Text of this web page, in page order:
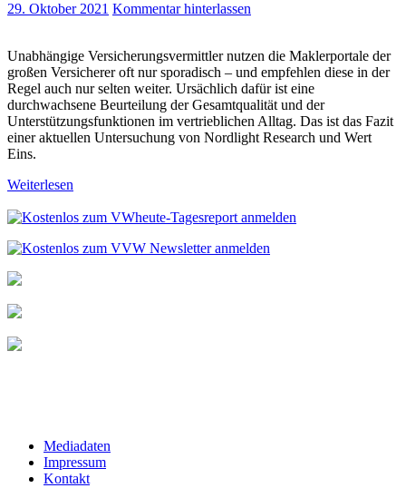
29. Oktober 2021 Kommentar hinterlassen
Unabhängige Versicherungsvermittler nutzen die Maklerportale der
großen Versicherer oft nur sporadisch – und empfehlen diese in der
Regel auch nur selten weiter. Ursächlich dafür ist eine
durchwachsene Beurteilung der Gesamtqualität und der
Unterstützungsfunktionen im vertrieblichen Alltag. Das ist das Fazit
einer aktuellen Untersuchung von Nordlight Research und Wert
Eins.
Weiterlesen
Mediadaten
Impressum
Kontakt